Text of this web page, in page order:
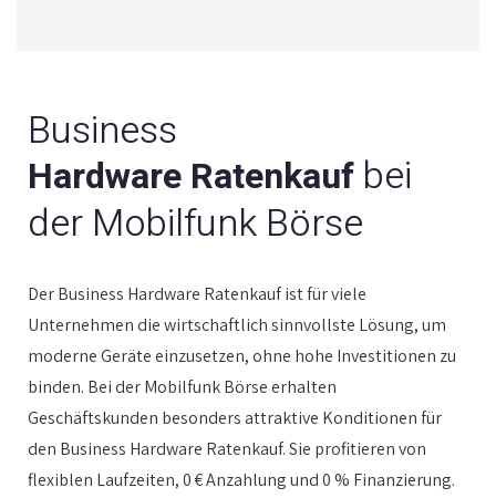
Business
Hardware Ratenkauf bei
der Mobilfunk Börse
Der Business Hardware Ratenkauf ist für viele
Unternehmen die wirtschaftlich sinnvollste Lösung, um
moderne Geräte einzusetzen, ohne hohe Investitionen zu
binden. Bei der Mobilfunk Börse erhalten
Geschäftskunden besonders attraktive Konditionen für
den Business Hardware Ratenkauf. Sie profitieren von
flexiblen Laufzeiten, 0 € Anzahlung und 0 % Finanzierung.